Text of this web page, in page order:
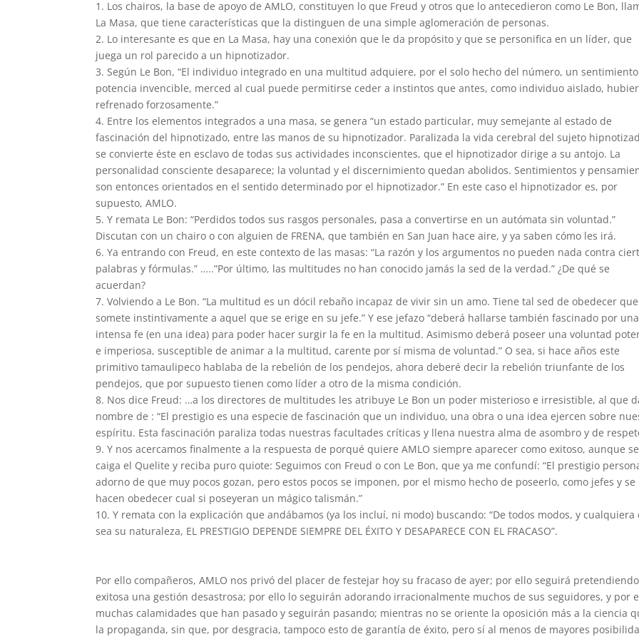
1. Los chairos, la base de apoyo de AMLO, constituyen lo que Freud y otros que lo antecedieron como Le Bon,
La Masa, que tiene características que la distinguen de una simple aglomeración de personas.
2. Lo interesante es que en La Masa, hay una conexión que le da propósito y que se personifica en un líder, que
juega un rol parecido a un hipnotizador.
3. Según Le Bon, “El individuo integrado en una multitud adquiere, por el solo hecho del número, un
potencia invencible, merced al cual puede permitirse ceder a instintos que antes, como individuo aislado,
refrenado forzosamente.”
4. Entre los elementos integrados a una masa, se genera “un estado particular, muy semejante al estado de
fascinación del hipnotizado, entre las manos de su hipnotizador. Paralizada la vida cerebral del sujeto
se convierte éste en esclavo de todas sus actividades inconscientes, que el hipnotizador dirige a su antojo. La
personalidad consciente desaparece; la voluntad y el discernimiento quedan abolidos. Sentimientos y
son entonces orientados en el sentido determinado por el hipnotizador.” En este caso el hipnotizador es, por
supuesto, AMLO.
5. Y remata Le Bon: “Perdidos todos sus rasgos personales, pasa a convertirse en un autómata sin voluntad.”
Discutan con un chairo o con alguien de FRENA, que también en San Juan hace aire, y ya saben cómo les irá.
6. Ya entrando con Freud, en este contexto de las masas: “La razón y los argumentos no pueden nada contra
palabras y fórmulas.” …..”Por último, las multitudes no han conocido jamás la sed de la verdad.” ¿De qué se
acuerdan?
7. Volviendo a Le Bon. “La multitud es un dócil rebaño incapaz de vivir sin un amo. Tiene tal sed de obedecer
somete instintivamente a aquel que se erige en su jefe.” Y ese jefazo “deberá hallarse también fascinado por una
intensa fe (en una idea) para poder hacer surgir la fe en la multitud. Asimismo deberá poseer una voluntad
e imperiosa, susceptible de animar a la multitud, carente por sí misma de voluntad.” O sea, si hace años este
primitivo tamaulipeco hablaba de la rebelión de los pendejos, ahora deberé decir la rebelión triunfante de los
pendejos, que por supuesto tienen como líder a otro de la misma condición.
8. Nos dice Freud: …a los directores de multitudes les atribuye Le Bon un poder misterioso e irresistible, al que
nombre de : “El prestigio es una especie de fascinación que un individuo, una obra o una idea ejercen sobre
espíritu. Esta fascinación paraliza todas nuestras facultades críticas y llena nuestra alma de asombro y de
9. Y nos acercamos finalmente a la respuesta de porqué quiere AMLO siempre aparecer como exitoso, aunque
caiga el Quelite y reciba puro quiote: Seguimos con Freud o con Le Bon, que ya me confundí: “El prestigio
adorno de que muy pocos gozan, pero estos pocos se imponen, por el mismo hecho de poseerlo, como jefes y se
hacen obedecer cual si poseyeran un mágico talismán.”
10. Y remata con la explicación que andábamos (ya los incluí, ni modo) buscando: “De todos modos, y cualquiera
sea su naturaleza, EL PRESTIGIO DEPENDE SIEMPRE DEL ÉXITO Y DESAPARECE CON EL FRACASO”.
Por ello compañeros, AMLO nos privó del placer de festejar hoy su fracaso de ayer; por ello seguirá pretendiendo
exitosa una gestión desastrosa; por ello lo seguirán adorando irracionalmente muchos de sus seguidores, y por
muchas calamidades que han pasado y seguirán pasando; mientras no se oriente la oposición más a la ciencia
la propaganda, sin que, por desgracia, tampoco esto de garantía de éxito, pero sí al menos de mayores